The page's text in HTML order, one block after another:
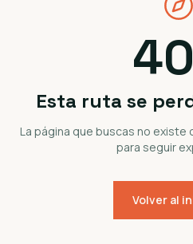
Esta ruta se
La página que buscas no existe
para seguir
Volver al